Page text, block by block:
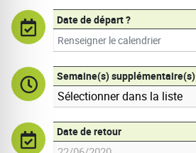
Date de départ ?
Semaine(s) supplémentaire(s)
Date de retour